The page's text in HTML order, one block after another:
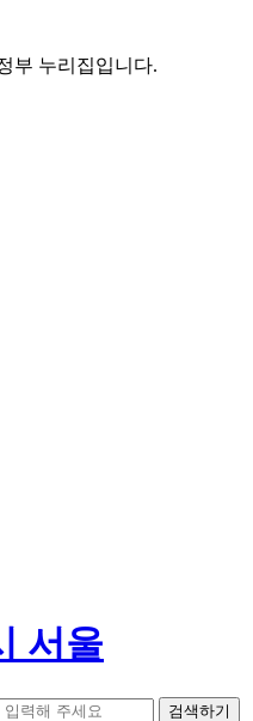
부 누리집입니다.
서울
검색하기